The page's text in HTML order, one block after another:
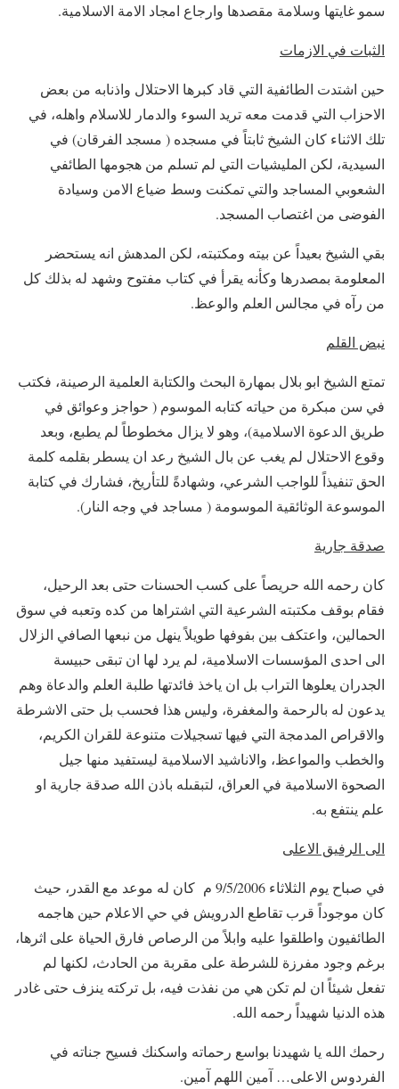
سمو غايتها وسلامة مقصدها وارجاع امجاد الامة الاسلامية.
الثبات في الازمات
حين اشتدت الطائفية التي قاد كبرها الاحتلال واذنابه من بعض
الاحزاب التي قدمت معه تريد السوء والدمار للاسلام واهله، في
تلك الاثناء كان الشيخ ثابتاً في مسجده ( مسجد الفرقان) في
السيدية، لكن المليشيات التي لم تسلم من هجومها الطائفي
الشعوبي المساجد والتي تمكنت وسط ضياع الامن وسيادة
الفوضى من اغتصاب المسجد.
بقي الشيخ بعيداً عن بيته ومكتبته، لكن المدهش انه يستحضر
المعلومة بمصدرها وكأنه يقرأ في كتاب مفتوح وشهد له بذلك كل
من رآه في مجالس العلم والوعظ.
نبض القلم
تمتع الشيخ ابو بلال بمهارة البحث والكتابة العلمية الرصينة، فكتب
في سن مبكرة من حياته كتابه الموسوم ( حواجز وعوائق في
طريق الدعوة الاسلامية)، وهو لا يزال مخطوطاً لم يطبع، وبعد
وقوع الاحتلال لم يغب عن بال الشيخ رعد ان يسطر بقلمه كلمة
الحق تنفيذاً للواجب الشرعي، وشهادةً للتأريخ، فشارك في كتابة
الموسوعة الوثائقية الموسومة ( مساجد في وجه النار).
صدقة جارية
كان رحمه الله حريصاً على كسب الحسنات حتى بعد الرحيل،
فقام بوقف مكتبته الشرعية التي اشتراها من كده وتعبه في سوق
الحمالين، واعتكف بين بفوفها طويلاً ينهل من نبعها الصافي الزلال
الى احدى المؤسسات الاسلامية، لم يرد لها ان تبقى حبيسة
الجدران يعلوها التراب بل ان ياخذ فائدتها طلبة العلم والدعاة وهم
يدعون له بالرحمة والمغفرة، وليس هذا فحسب بل حتى الاشرطة
والاقراص المدمجة التي فيها تسجيلات متنوعة للقران الكريم،
والخطب والمواعظ، والاناشيد الاسلامية ليستفيد منها جيل
الصحوة الاسلامية في العراق، لتبقىله باذن الله صدقة جارية او
علم ينتفع به.
الى الرفيق الاعلى
في صباح يوم الثلاثاء 9/5/2006 م كان له موعد مع القدر، حيث
كان موجوداً قرب تقاطع الدرويش في حي الاعلام حين هاجمه
الطائفيون واطلقوا عليه وابلاً من الرصاص فارق الحياة على اثرها،
برغم وجود مفرزة للشرطة على مقربة من الحادث، لكنها لم
تفعل شيئاً ان لم تكن هي من نفذت فيه، بل تركته ينزف حتى غادر
هذه الدنيا شهيداً رحمه الله.
رحمك الله يا شهيدنا بواسع رحماته واسكنك فسيح جناته في
الفردوس الاعلى… آمين اللهم آمين.